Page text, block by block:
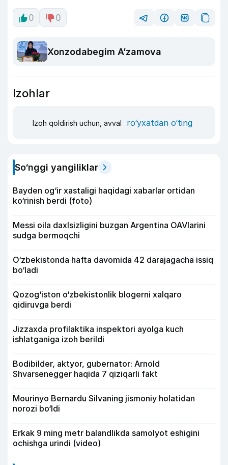
0 0
Xonzodabegim A’zamova
Izohlar
Izoh qoldirish uchun, avval ro‘yxatdan o‘ting
So‘nggi yangiliklar
Bayden og‘ir xastaligi haqidagi xabarlar ortidan
ko‘rinish berdi (foto)
Messi oila daxlsizligini buzgan Argentina OAVlarini
sudga bermoqchi
O‘zbekistonda hafta davomida 42 darajagacha issiq
bo‘ladi
Qozog‘iston o‘zbekistonlik blogerni xalqaro
qidiruvga berdi
Jizzaxda profilaktika inspektori ayolga kuch
ishlatganiga izoh berildi
Bodibilder, aktyor, gubernator: Arnold
Shvarsenegger haqida 7 qiziqarli fakt
Mourinyo Bernardu Silvaning jismoniy holatidan
norozi bo‘ldi
Erkak 9 ming metr balandlikda samolyot eshigini
ochishga urindi (video)